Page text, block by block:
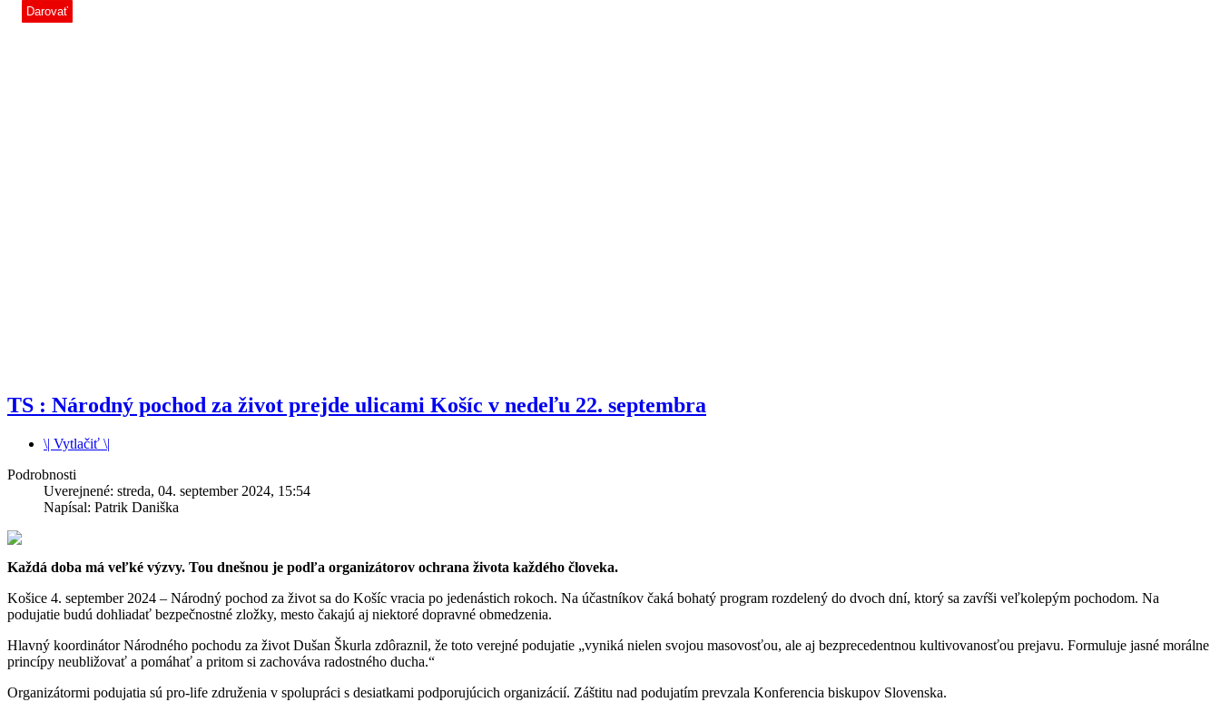
TS : Národný pochod za život prejde ulicami Košíc v nedeľu 22. septembra
\| Vytlačiť \|
Podrobnosti
Uverejnené: streda, 04. september 2024, 15:54
Napísal: Patrik Daniška
Každá doba má veľké výzvy. Tou dnešnou je podľa organizátorov ochrana života každého človeka.
Košice 4. september 2024 – Národný pochod za život sa do Košíc vracia po jedenástich rokoch. Na účastníkov čaká bohatý program rozdelený do dvoch dní, ktorý sa zavŕši veľkolepým pochodom. Na
podujatie budú dohliadať bezpečnostné zložky, mesto čakajú aj niektoré dopravné obmedzenia.
Hlavný koordinátor Národného pochodu za život Dušan Škurla zdôraznil, že toto verejné podujatie „vyniká nielen svojou masovosťou, ale aj bezprecedentnou kultivovanosťou prejavu. Formuluje jasné morálne
princípy neubližovať a pomáhať a pritom si zachováva radostného ducha.“
Organizátormi podujatia sú pro-life združenia v spolupráci s desiatkami podporujúcich organizácií. Záštitu nad podujatím prevzala Konferencia biskupov Slovenska.